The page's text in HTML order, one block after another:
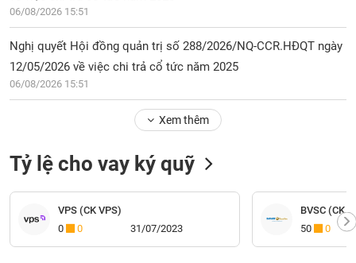
06/08/2026 15:51
Nghị quyết Hội đồng quản trị số 288/2026/NQ-CCR.HĐQT ngày
12/05/2026 về việc chi trả cổ tức năm 2025
06/08/2026 15:51
Xem thêm
Tỷ lệ cho vay ký quỹ
VPS (CK VPS)
0
0 31/07/2023
BVSC (CK
50
0